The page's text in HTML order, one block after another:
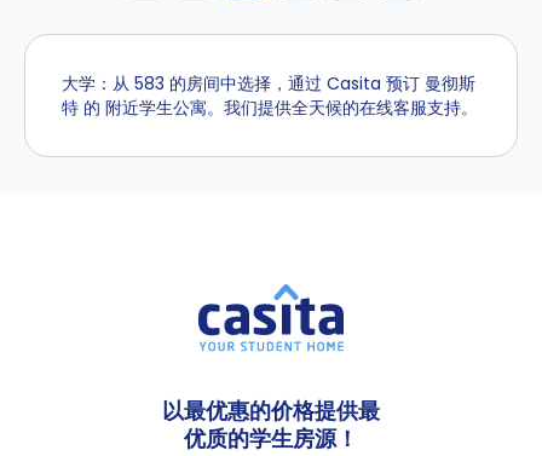
大学：从 583 的房间中选择，通过 Casita 预订 曼彻斯
特 的 附近学生公寓。我们提供全天候的在线客服支持。
以最优惠的价格提供最
优质的学生房源！